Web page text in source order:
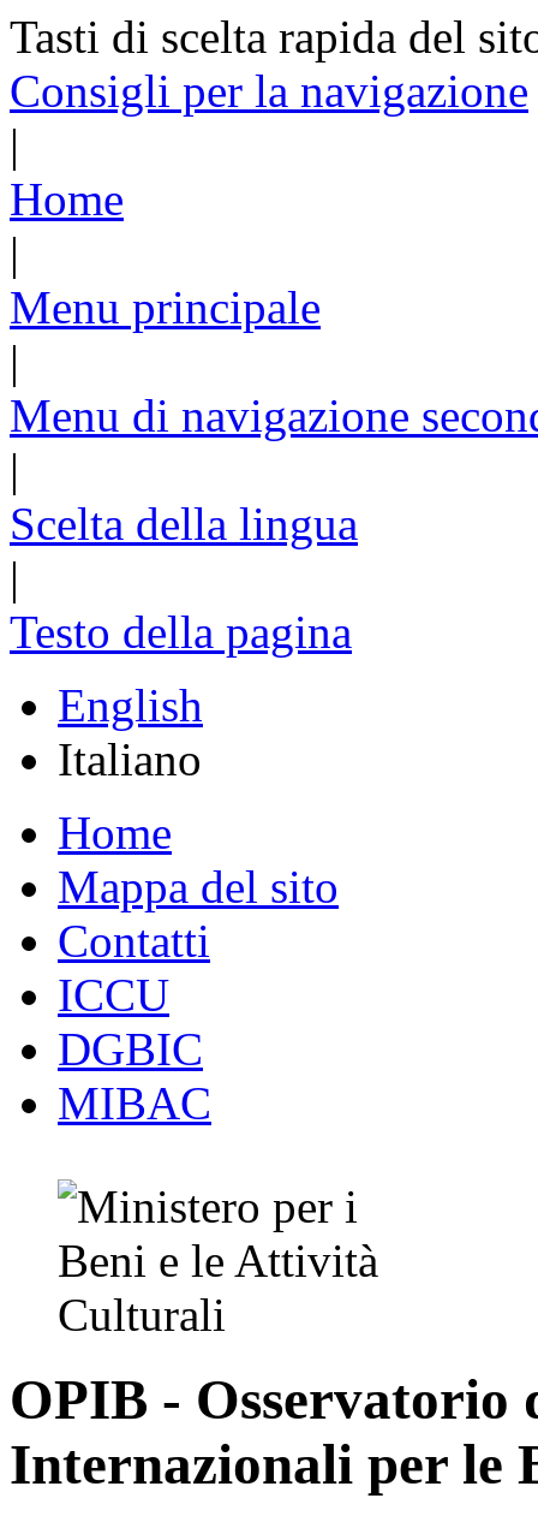
Tasti di scelta rapida del
Consigli per la navigazione
|
Home
|
Menu principale
|
Menu di navigazione
|
Scelta della lingua
|
Testo della pagina
English
Italiano
Home
Mappa del sito
Contatti
ICCU
DGBIC
MIBAC
OPIB - Osservatorio
Internazionali per le